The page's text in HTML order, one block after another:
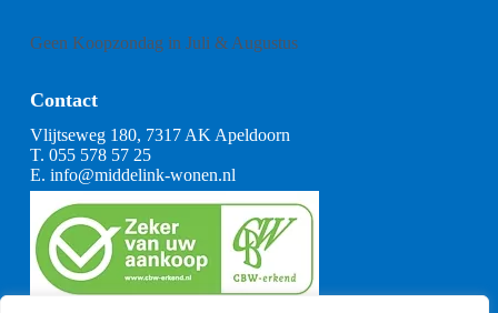
Geen Koopzondag in Juli & Augustus
Contact
Vlijtseweg 180, 7317 AK Apeldoorn
T. 055 578 57 25
E. info@middelink-wonen.nl